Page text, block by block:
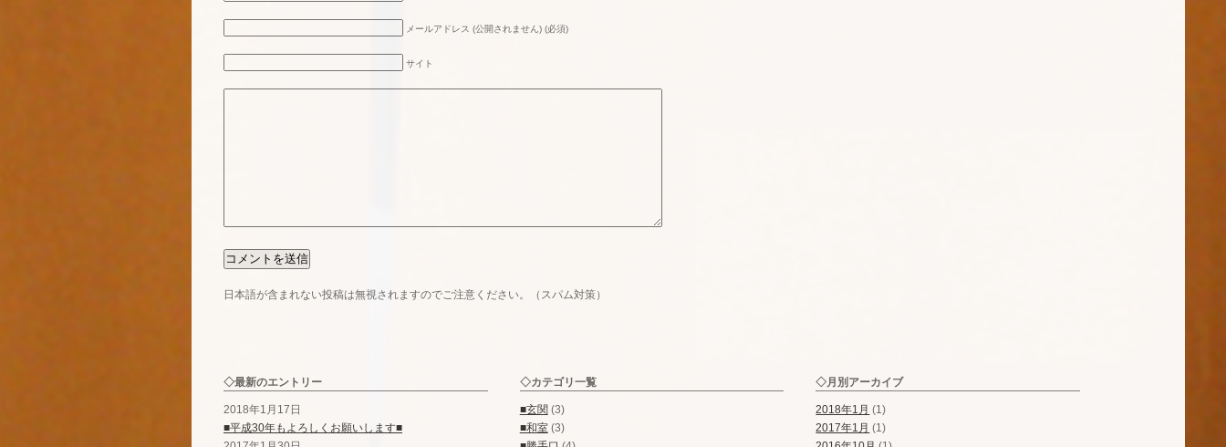
メールアドレス (公開されません) (必須)
サイト
日本語が含まれない投稿は無視されますのでご注意ください。（スパム対策）
◇最新のエントリー
2018年1月17日
■平成30年もよろしくお願いします■
◇カテゴリ一覧
■玄関 (3)
■和室(3)
◇月別アーカイブ
2018年1月 (1)
2017年1月 (1)